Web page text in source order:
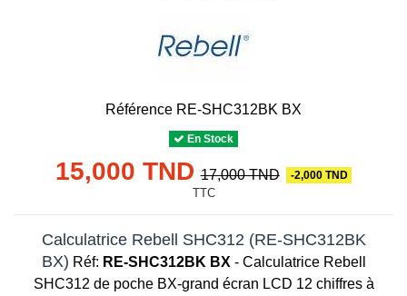
Référence RE-SHC312BK BX
En Stock
15,000 TND 17,000 TND -2,000 TND
TTC
Calculatrice Rebell SHC312 (RE-SHC312BK
BX) Réf: RE-SHC312BK BX - Calculatrice Rebell
SHC312 de poche BX-grand écran LCD 12 chiffres à